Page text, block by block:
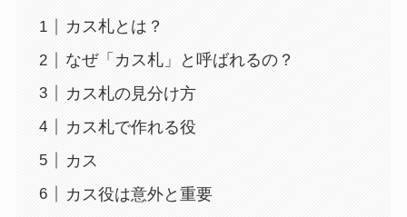
カス札とは？
なぜ「カス札」と呼ばれるの？
カス札の見分け方
カス札で作れる役
カス
カス役は意外と重要